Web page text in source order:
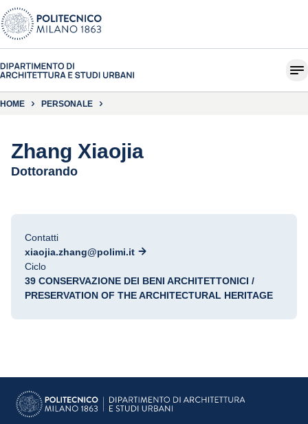
HOME PERSONALE
Zhang Xiaojia
Dottorando
Contatti
xiaojia.zhang@polimi.it
Ciclo
39 CONSERVAZIONE DEI BENI ARCHITETTONICI /
PRESERVATION OF THE ARCHITECTURAL HERITAGE